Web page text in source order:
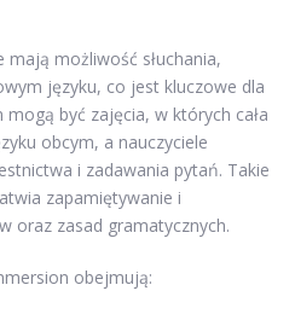
możliwość słuchania,
języku, co jest kluczowe dla
mogą być zajęcia, w których cała
obcym, a nauczyciele
i zadawania pytań. Takie
zapamiętywanie i
oraz zasad gramatycznych.
obejmują: